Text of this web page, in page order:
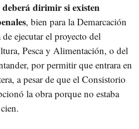
deberá dirimir si existen
, bien para la Demarcación
de ejecutar el proyecto del
Pesca y Alimentación, o del
por permitir que entrara en
a pesar de que el Consistorio
la obra porque no estaba